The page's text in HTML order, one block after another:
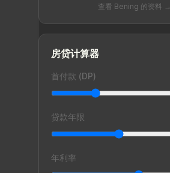
查看 Bening 的资料 →
房贷计算器
首付款 (DP)
贷款年限
年利率